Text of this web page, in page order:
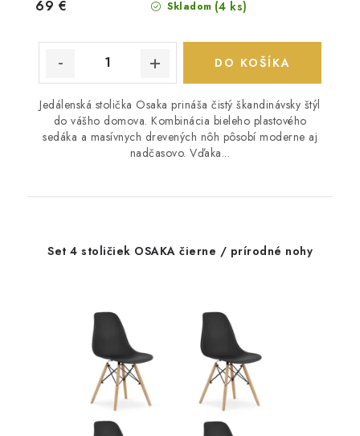
Skladom (4 ks)
69 €
DO KOŠÍKA
Jedálenská stolička Osaka prináša čistý škandinávsky štýl
do vášho domova. Kombinácia bieleho plastového
sedáka a masívnych drevených nôh pôsobí moderne aj
nadčasovo. Vďaka...
Set 4 stoličiek OSAKA čierne / prírodné nohy